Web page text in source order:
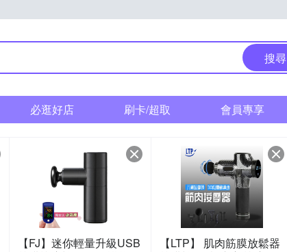
搜尋
必逛好店 刷卡/超取 會員專享
【FJ】迷你輕量升級USB
【LTP】 肌肉筋膜放鬆器